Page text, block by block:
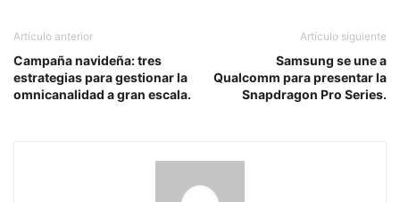
Artículo anterior
Campaña navideña: tres
estrategias para gestionar la
omnicanalidad a gran escala.
Artículo siguiente
Samsung se une a
Qualcomm para presentar la
Snapdragon Pro Series.